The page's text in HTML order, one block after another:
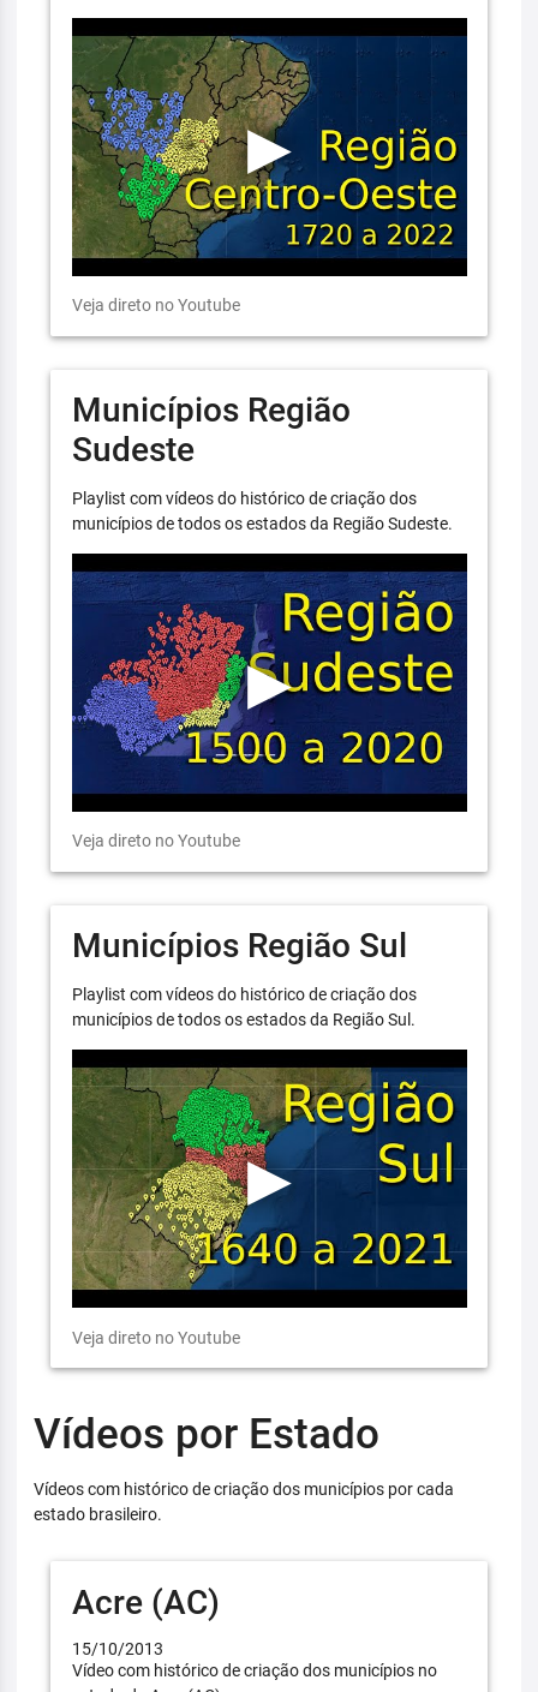
Veja direto no Youtube
Municípios Região
Sudeste
Playlist com vídeos do histórico de criação dos
municípios de todos os estados da Região Sudeste.
Veja direto no Youtube
Municípios Região Sul
Playlist com vídeos do histórico de criação dos
municípios de todos os estados da Região Sul.
Veja direto no Youtube
Vídeos por Estado
Vídeos com histórico de criação dos municípios por cada
estado brasileiro.
Acre (AC)
15/10/2013
Vídeo com histórico de criação dos municípios no